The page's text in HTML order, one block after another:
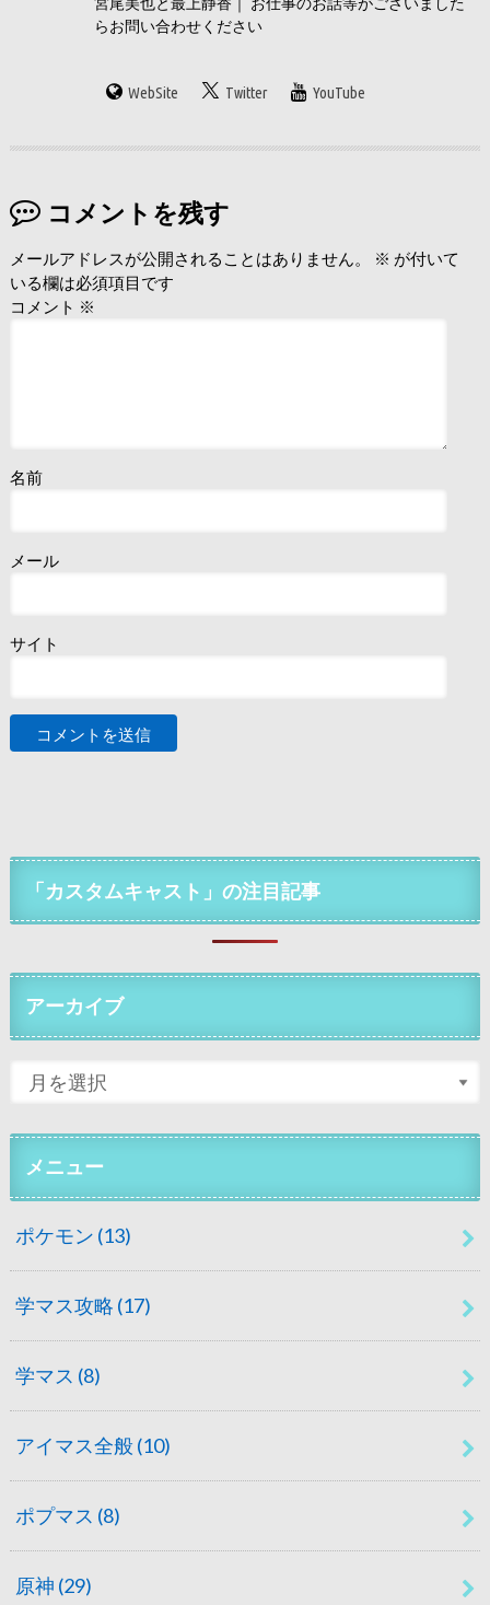
らお問い合わせください
WebSite Twitter YouTube
コメントを残す
メールアドレスが公開されることはありません。 ※ が付いて
いる欄は必須項目です
コメント ※
名前
メール
サイト
「カスタムキャスト」の注目記事
アーカイブ
メニュー
ポケモン (13)
学マス攻略 (17)
学マス (8)
アイマス全般 (10)
ポプマス (8)
原神 (29)